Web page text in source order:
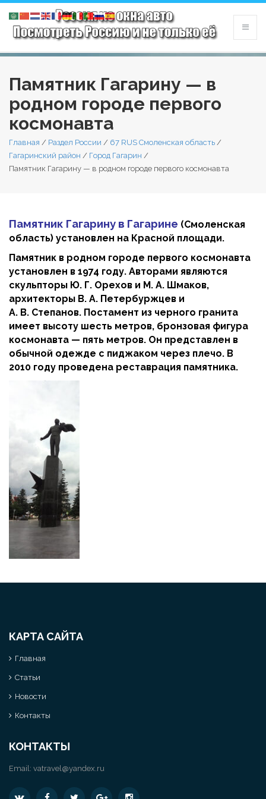
Памятник Гагарину — в
родном городе первого
космонавта
Главная / Раздел России / 67 RUS Смоленская область /
Гагаринский район / Город Гагарин /
Памятник Гагарину — в родном городе первого космонавта
Памятник Гагарину в Гагарине (Смоленская
область) установлен на Красной площади.
Памятник в родном городе первого космонавта
установлен в 1974 году. Авторами являются
скульпторы Ю. Г. Орехов и М. А. Шмаков,
архитекторы В. А. Петербуржцев и
А. В. Степанов. Постамент из черного гранита
имеет высоту шесть метров, бронзовая фигура
космонавта — пять метров. Он представлен в
обычной одежде с пиджаком через плечо. В
2010 году проведена реставрация памятника.
КАРТА САЙТА
Главная
Статьи
Новости
Контакты
КОНТАКТЫ
Email: vatravel@yandex.ru